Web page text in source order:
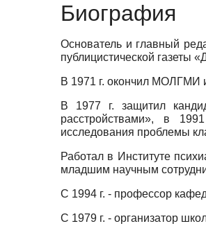
Биография
Основатель и главный
публицистической газеты
В 1971 г. окончил МОЛГМИ
В 1977 г. защитил
расстройствами», в
исследования проблемы
Работал в Институте
младшим научным
С 1994 г. - профессор
С 1979 г. - организатор